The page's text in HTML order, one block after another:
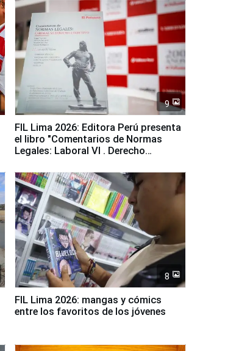
9
FIL Lima 2026: Editora Perú presenta
el libro "Comentarios de Normas
Legales: Laboral Vl . Derecho
8
FIL Lima 2026: mangas y cómics
entre los favoritos de los jóvenes